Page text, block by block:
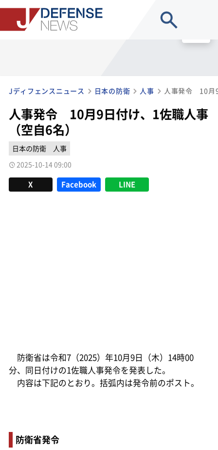
Jディフェンスニュース 日本の防衛 人事 人事発令 10月
人事発令 10月9日付け、1佐職人事
（空自6名）
日本の防衛
人事
2025-10-14 09:00
X Facebook LINE
防衛省は令和7（2025）年10月9日（木）14時00
分、同日付けの1佐職人事発令を発表した。
内容は下記のとおり。括弧内は発令前のポスト。
防衛省発令